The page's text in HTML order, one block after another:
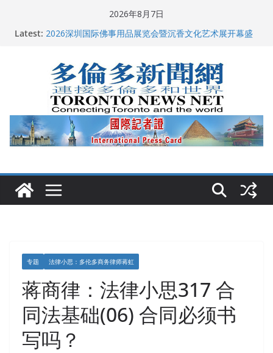
2026年8月7日
Latest:
多伦多市长选举拉开帷幕 多名华人候选人宣布角逐
2026深圳国际佛事用品展览会暨沉香文化艺术展开幕盛
关加拿大就业
2026加拿大青少年儿童绘画比赛颁奖典礼多伦多举行
龚晓华参加多伦多骄傲大游行 与市民分享竞选理念
专题 法律小思：多伦多商务律师蒋虹
蒋商律：法律小思317 合
同法基础(06) 合同必须书
写吗？